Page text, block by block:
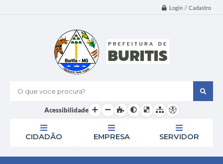
Login / Cadastro
O que voce procura?
Acessibilidade
CIDADÃO EMPRESA SERVIDOR